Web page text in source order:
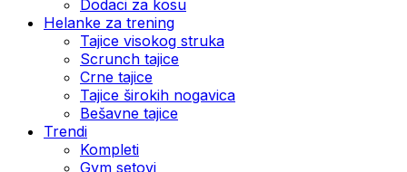
Dodaci za kosu
Helanke za trening
Tajice visokog struka
Scrunch tajice
Crne tajice
Tajice širokih nogavica
Bešavne tajice
Trendi
Kompleti
Gym setovi